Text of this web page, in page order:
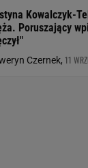
Kowalczyk-
Poruszający
Czernek, 11